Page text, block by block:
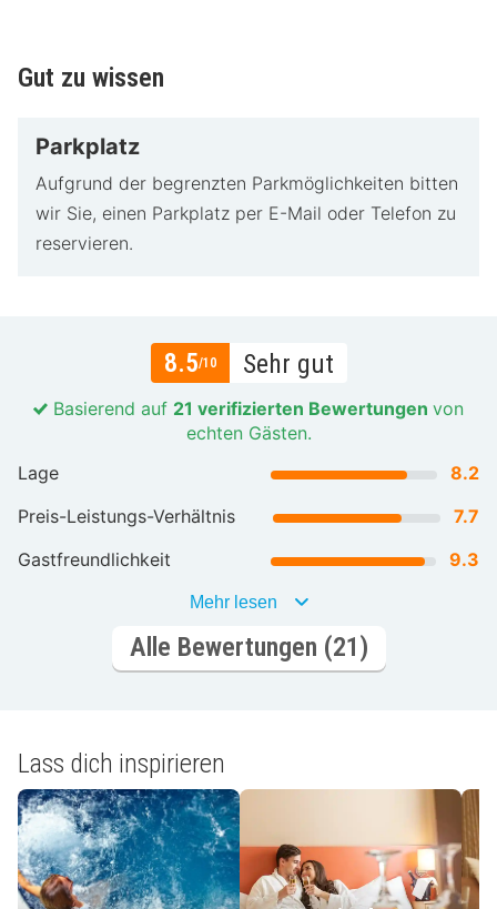
Gut zu wissen
Parkplatz
Aufgrund der begrenzten Parkmöglichkeiten bitten
wir Sie, einen Parkplatz per E-Mail oder Telefon zu
reservieren.
8.5/10 Sehr gut
Basierend auf 21 verifizierten Bewertungen von
echten Gästen.
Lage
8.2
Preis-Leistungs-Verhältnis
7.7
Gastfreundlichkeit
9.3
Mehr lesen
Alle Bewertungen (21)
Lass dich inspirieren